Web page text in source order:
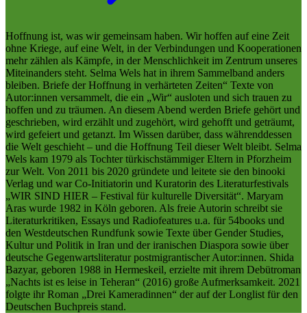
Hoffnung ist, was wir gemeinsam haben. Wir hoffen auf eine Zeit
ohne Kriege, auf eine Welt, in der Verbindungen und Kooperationen
mehr zählen als Kämpfe, in der Menschlichkeit im Zentrum unseres
Miteinanders steht. Selma Wels hat in ihrem Sammelband anders
bleiben. Briefe der Hoffnung in verhärteten Zeiten“ Texte von
Autor:innen versammelt, die ein „Wir“ ausloten und sich trauen zu
hoffen und zu träumen. An diesem Abend werden Briefe gehört und
geschrieben, wird erzählt und zugehört, wird gehofft und geträumt,
wird gefeiert und getanzt. Im Wissen darüber, dass währenddessen
die Welt geschieht – und die Hoffnung Teil dieser Welt bleibt. Selma
Wels kam 1979 als Tochter türkischstämmiger Eltern in Pforzheim
zur Welt. Von 2011 bis 2020 gründete und leitete sie den binooki
Verlag und war Co-Initiatorin und Kuratorin des Literaturfestivals
„WIR SIND HIER – Festival für kulturelle Diversität“. Maryam
Aras wurde 1982 in Köln geboren. Als freie Autorin schreibt sie
Literaturkritiken, Essays und Radiofeatures u.a. für 54books und
den Westdeutschen Rundfunk sowie Texte über Gender Studies,
Kultur und Politik in Iran und der iranischen Diaspora sowie über
deutsche Gegenwartsliteratur postmigrantischer Autor:innen. Shida
Bazyar, geboren 1988 in Hermeskeil, erzielte mit ihrem Debütroman
„Nachts ist es leise in Teheran“ (2016) große Aufmerksamkeit. 2021
folgte ihr Roman „Drei Kameradinnen“ der auf der Longlist für den
Deutschen Buchpreis stand.